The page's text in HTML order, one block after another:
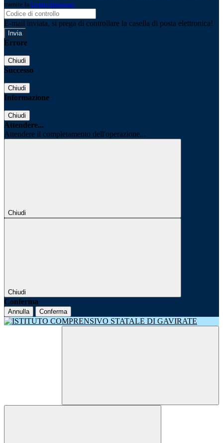
tramite la Login Spaggiari
E-mail inviata, si prega di controllare la casella di posta elettronica!
Errore
Chiudi
Successo
Chiudi
Informazione
Chiudi
Attendere...
Attendere il completamento dell'operazione...
Chiudi
Chiudi
Conferma
Annulla Conferma